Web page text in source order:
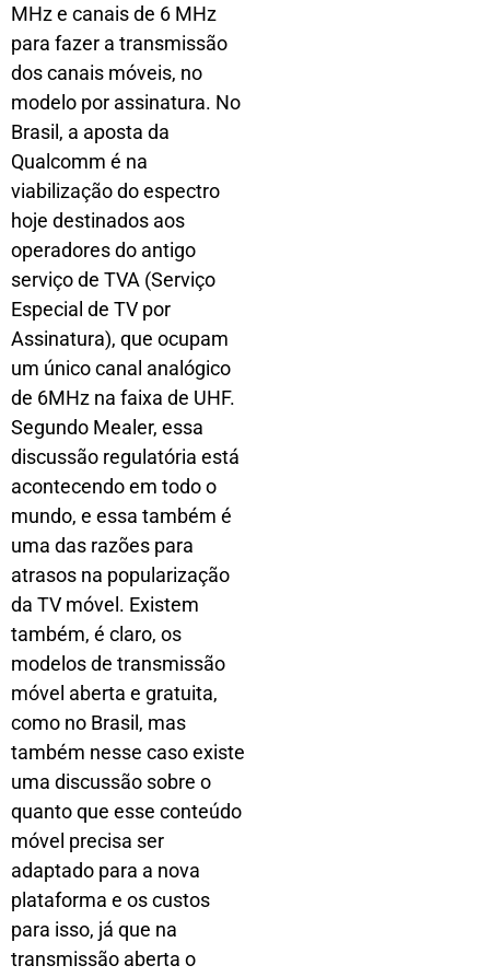
MHz e canais de 6 MHz
para fazer a transmissão
dos canais móveis, no
modelo por assinatura. No
Brasil, a aposta da
Qualcomm é na
viabilização do espectro
hoje destinados aos
operadores do antigo
serviço de TVA (Serviço
Especial de TV por
Assinatura), que ocupam
um único canal analógico
de 6MHz na faixa de UHF.
Segundo Mealer, essa
discussão regulatória está
acontecendo em todo o
mundo, e essa também é
uma das razões para
atrasos na popularização
da TV móvel. Existem
também, é claro, os
modelos de transmissão
móvel aberta e gratuita,
como no Brasil, mas
também nesse caso existe
uma discussão sobre o
quanto que esse conteúdo
móvel precisa ser
adaptado para a nova
plataforma e os custos
para isso, já que na
transmissão aberta o